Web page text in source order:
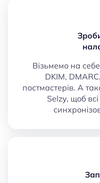
Візьмемо на
DKIM,
постмастерів. А
Selzy, щоб